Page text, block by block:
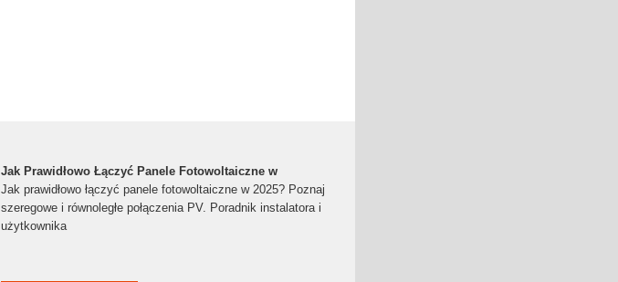
Jak Prawidłowo Łączyć Panele Fotowoltaiczne w
Jak prawidłowo łączyć panele fotowoltaiczne w 2025? Poznaj
szeregowe i równoległe połączenia PV. Poradnik instalatora i
użytkownika